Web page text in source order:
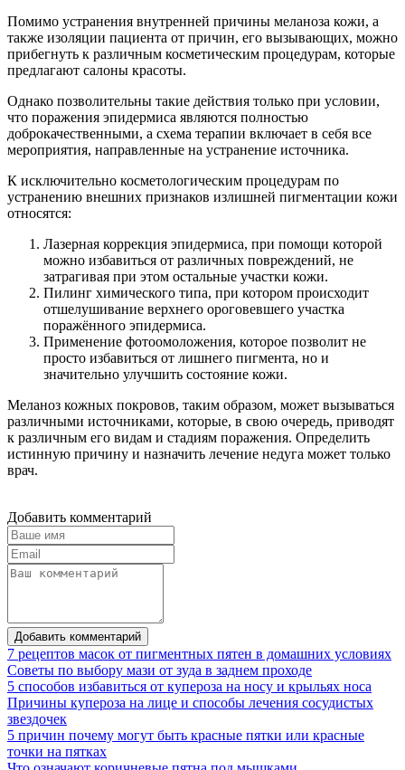
Помимо устранения внутренней причины меланоза кожи, а
также изоляции пациента от причин, его вызывающих, можно
прибегнуть к различным косметическим процедурам, которые
предлагают салоны красоты.
Однако позволительны такие действия только при условии,
что поражения эпидермиса являются полностью
доброкачественными, а схема терапии включает в себя все
мероприятия, направленные на устранение источника.
К исключительно косметологическим процедурам по
устранению внешних признаков излишней пигментации кожи
относятся:
Лазерная коррекция эпидермиса, при помощи которой
можно избавиться от различных повреждений, не
затрагивая при этом остальные участки кожи.
Пилинг химического типа, при котором происходит
отшелушивание верхнего ороговевшего участка
поражённого эпидермиса.
Применение фотоомоложения, которое позволит не
просто избавиться от лишнего пигмента, но и
значительно улучшить состояние кожи.
Меланоз кожных покровов, таким образом, может вызываться
различными источниками, которые, в свою очередь, приводят
к различным его видам и стадиям поражения. Определить
истинную причину и назначить лечение недуга может только
врач.
Добавить комментарий
Добавить комментарий
7 рецептов масок от пигментных пятен в домашних условиях
Советы по выбору мази от зуда в заднем проходе
5 способов избавиться от купероза на носу и крыльях носа
Причины купероза на лице и способы лечения сосудистых
звездочек
5 причин почему могут быть красные пятки или красные
точки на пятках